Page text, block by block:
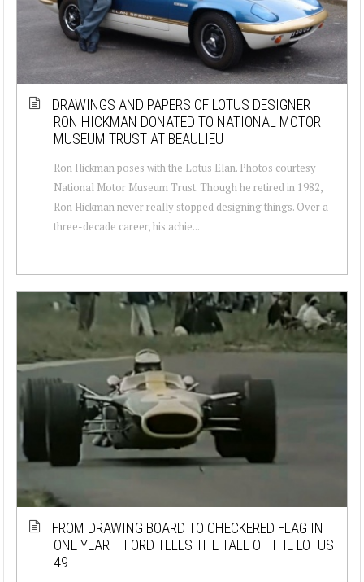
DRAWINGS AND PAPERS OF LOTUS DESIGNER
RON HICKMAN DONATED TO NATIONAL MOTOR
MUSEUM TRUST AT BEAULIEU
Ron Hickman poses with the Lotus Elan. Photos courtesy
National Motor Museum Trust. Though he retired in 1982,
Ron Hickman never really stopped designing things. Over a
three-decade career, his achie...
FROM DRAWING BOARD TO CHECKERED FLAG IN
ONE YEAR – FORD TELLS THE TALE OF THE LOTUS
49